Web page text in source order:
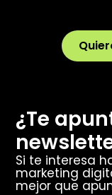
¿Te
Si te interesa
marketing
mejor que